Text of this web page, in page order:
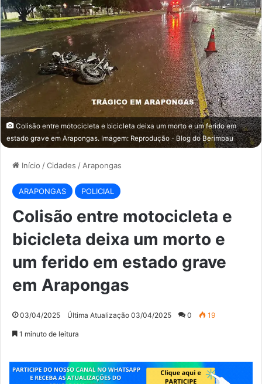
Colisão entre motocicleta e bicicleta deixa um morto e um ferido em
estado grave em Arapongas. Imagem: Reprodução - Blog do Berimbau
Início /Cidades / Arapongas
ARAPONGAS POLICIAL
Colisão entre motocicleta e
bicicleta deixa um morto e
um ferido em estado grave
em Arapongas
03/04/2025 Última Atualização 03/04/2025 0 19
1 minuto de leitura